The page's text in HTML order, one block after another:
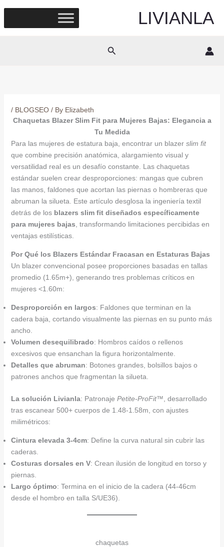
content
LIVIANLA
Search
/ BLOGSEO/ By Elizabeth
Chaquetas Blazer Slim Fit para Mujeres Bajas: Elegancia a
Tu Medida
Para las mujeres de estatura baja, encontrar un blazer slim fit
que combine precisión anatómica, alargamiento visual y
versatilidad real es un desafío constante. Las chaquetas
estándar suelen crear desproporciones: mangas que cubren
las manos, faldones que acortan las piernas o hombreras que
abruman la silueta. Este artículo desglosa la ingeniería textil
detrás de los blazers slim fit diseñados específicamente
para mujeres bajas , transformando limitaciones percibidas en
ventajas estilísticas.
Por Qué los Blazers Estándar Fracasan en Estaturas Bajas
Un blazer convencional posee proporciones basadas en tallas
promedio (1.65m+), generando tres problemas críticos en
mujeres <1.60m:
Desproporción en largos: Faldones que terminan en la
cadera baja, cortando visualmente las piernas en su punto más
ancho.
Volumen desequilibrado: Hombros caídos o rellenos
excesivos que ensanchan la figura horizontalmente.
Detalles que abruman: Botones grandes, bolsillos bajos o
patrones anchos que fragmentan la silueta.
La solución Livianla: Patronaje Petite-ProFit™ , desarrollado
tras escanear 500+ cuerpos de 1.48-1.58m, con ajustes
milimétricos:
Cintura elevada 3-4cm: Define la curva natural sin cubrir las
caderas.
Costuras dorsales en V: Crean ilusión de longitud en torso y
piernas.
Largo óptimo: Termina en el inicio de la cadera (44-46cm
desde el hombro en talla S/UE36).
chaquetas